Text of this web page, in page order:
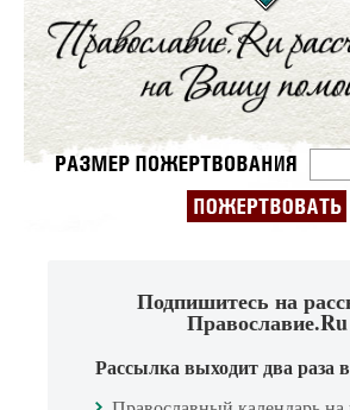
Подпишитесь на
Православие.Ru
Рассылка выходит два раза